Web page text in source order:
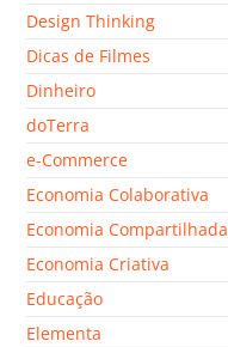
Design Thinking
Dicas de Filmes
Dinheiro
doTerra
e-Commerce
Economia Colaborativa
Economia Compartilhada
Economia Criativa
Educação
Elementa